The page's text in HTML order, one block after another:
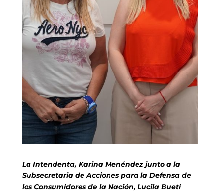
La Intendenta, Karina Menéndez junto a la
Subsecretaria de Acciones para la Defensa de
los Consumidores de la Nación, Lucila Bueti